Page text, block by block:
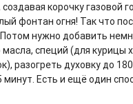
корочку газовой
фонтан огня! Так что
нужно добавить
масла, специй (для курицы
разогреть духовку до
минут. Есть и ещё один